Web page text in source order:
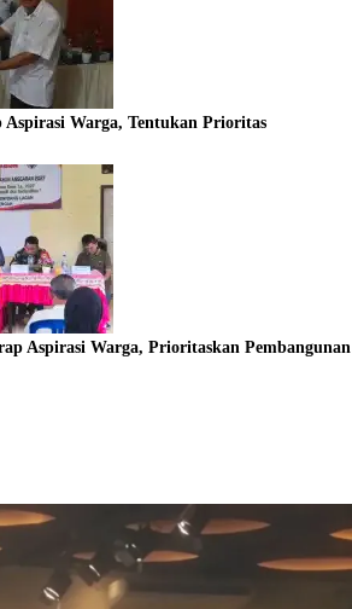
Aspirasi Warga, Tentukan Prioritas
Aspirasi Warga, Prioritaskan Pembangunan